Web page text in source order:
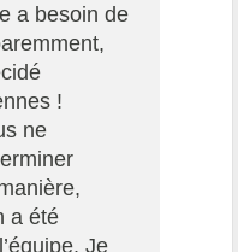
a besoin de
!
ne
a été
Je